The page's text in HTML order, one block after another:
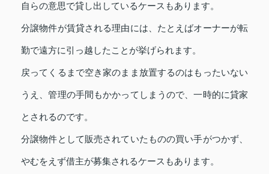
自らの意思で貸し出しているケースもあります。
分譲物件が賃貸される理由には、たとえばオーナーが転
勤で遠方に引っ越したことが挙げられます。
戻ってくるまで空き家のまま放置するのはもったいない
うえ、管理の手間もかかってしまうので、一時的に貸家
とされるのです。
分譲物件として販売されていたものの買い手がつかず、
やむをえず借主が募集されるケースもあります。